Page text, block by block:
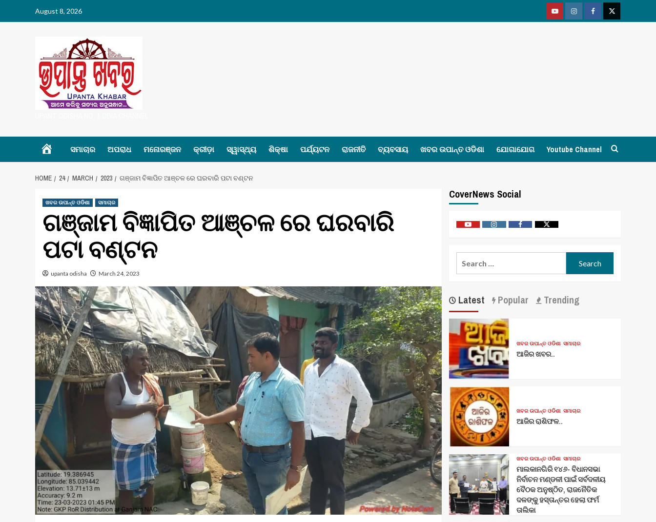
August 8, 2026
YoutubeVimeoFacebookTwitter
Homeସମାଚାର ଅପରାଧ ମନୋରଞ୍ଜନ କ୍ରୀଡ଼ା ସ୍ୱାସ୍ଥ୍ୟ ଶିକ୍ଷା ପର୍ଯ୍ୟଟନ ରାଜନୀତି ବ୍ୟବସାୟ ଖବର ଉପାନ୍ତ ଓଡିଶା ଯୋଗାଯୋଗ Youtube Channel
HOME 24 MARCH 2023 ଗଞ୍ଜାମ ବିଜ୍ଞାପିତ ଆଞ୍ଚଳ ରେ ଘରବାରି ପଟା ବଣ୍ଟନ
ଖବର ଉପାନ୍ତ ଓଡିଶା ସମାଚାର
ଗଞ୍ଜାମ ବିଜ୍ଞାପିତ ଆଞ୍ଚଳ ରେ ଘରବାରି
ପଟା ବଣ୍ଟନ
upanta odisha March 24, 2023
CoverNews Social
YoutubeVimeo FacebookTwitter
Latest Popular Trending
ଖବର ଉପାନ୍ତ ଓଡିଶା ସମାଚାର
ଆଜିର ଖବର..
ଖବର ଉପାନ୍ତ ଓଡିଶା ସମାଚାର
ଆଜିର ରାଶିଫଳ..
ଖବର ଉପାନ୍ତ ଓଡିଶା ସମାଚାର
ମାଲକାନଗିରି ୧୪୬- ବିଧାନସଭା
ନିର୍ବାଚନ ମଣ୍ଡଳୀ ପାଇଁ ସର୍ବଦଳୀୟ
ବୈଠକ ଅନୁଷ୍ଠିତ, ରାଜନୈତିକ
ଦଳଙ୍କୁ ହସ୍ତାନ୍ତର ହେଲା ଫର୍ମ
ତାଲିକା